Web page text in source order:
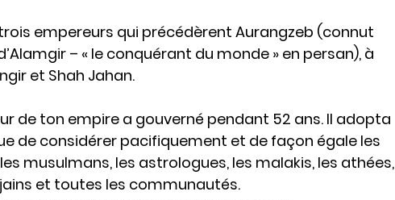
empereurs qui précédèrent Aurangzeb (connut
– « le conquérant du monde » en persan), à
et Shah Jahan.
de ton empire a gouverné pendant 52 ans. Il adopta
de considérer pacifiquement et de façon égale les
musulmans, les astrologues, les malakis, les athées,
et toutes les communautés.